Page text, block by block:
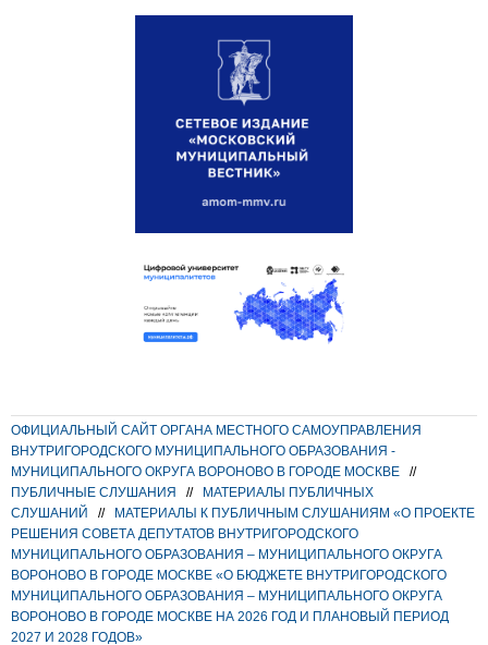
ОФИЦИАЛЬНЫЙ САЙТ ОРГАНА МЕСТНОГО САМОУПРАВЛЕНИЯ
ВНУТРИГОРОДСКОГО МУНИЦИПАЛЬНОГО ОБРАЗОВАНИЯ -
МУНИЦИПАЛЬНОГО ОКРУГА ВОРОНОВО В ГОРОДЕ МОСКВЕ
//
ПУБЛИЧНЫЕ СЛУШАНИЯ
//
МАТЕРИАЛЫ ПУБЛИЧНЫХ
СЛУШАНИЙ
//
МАТЕРИАЛЫ К ПУБЛИЧНЫМ СЛУШАНИЯМ «О ПРОЕКТЕ
РЕШЕНИЯ СОВЕТА ДЕПУТАТОВ ВНУТРИГОРОДСКОГО
МУНИЦИПАЛЬНОГО ОБРАЗОВАНИЯ – МУНИЦИПАЛЬНОГО ОКРУГА
ВОРОНОВО В ГОРОДЕ МОСКВЕ «О БЮДЖЕТЕ ВНУТРИГОРОДСКОГО
МУНИЦИПАЛЬНОГО ОБРАЗОВАНИЯ – МУНИЦИПАЛЬНОГО ОКРУГА
ВОРОНОВО В ГОРОДЕ МОСКВЕ НА 2026 ГОД И ПЛАНОВЫЙ ПЕРИОД
2027 И 2028 ГОДОВ»